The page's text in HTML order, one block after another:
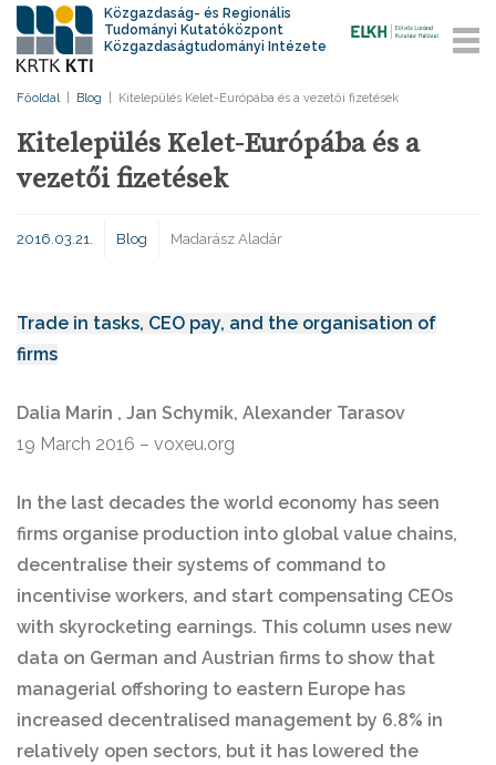
Közgazdaság- és Regionális
Tudományi Kutatóközpont
Közgazdaságtudományi Intézete
Főoldal Blog Kitelepülés Kelet-Európába és a vezetői fizetések
Kitelepülés Kelet-Európába és a
vezetői fizetések
2016.03.21. Blog Madarász Aladár
Trade in tasks, CEO pay, and the organisation of
firms
Dalia Marin , Jan Schymik, Alexander Tarasov
19 March 2016 – voxeu.org
In the last decades the world economy has seen
firms organise production into global value chains,
decentralise their systems of command to
incentivise workers, and start compensating CEOs
with skyrocketing earnings. This column uses new
data on German and Austrian firms to show that
managerial offshoring to eastern Europe has
increased decentralised management by 6.8% in
relatively open sectors, but it has lowered the